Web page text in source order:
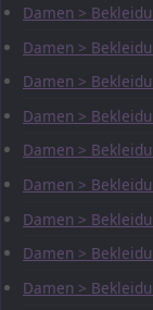
Damen >
Damen >
Damen >
Damen >
Damen >
Damen >
Damen >
Damen >
Damen >